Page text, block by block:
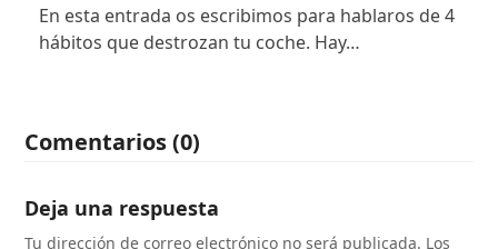
En esta entrada os escribimos para hablaros de 4
hábitos que destrozan tu coche. Hay…
Comentarios (0)
Deja una respuesta
Tu dirección de correo electrónico no será publicada. Los